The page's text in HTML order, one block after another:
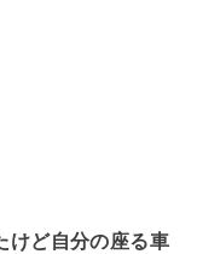
けど自分の座る車